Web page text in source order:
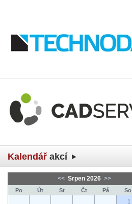
Kalendář akcí
<< Srpen 2026 >>
Po Út St Čt Pá So
1